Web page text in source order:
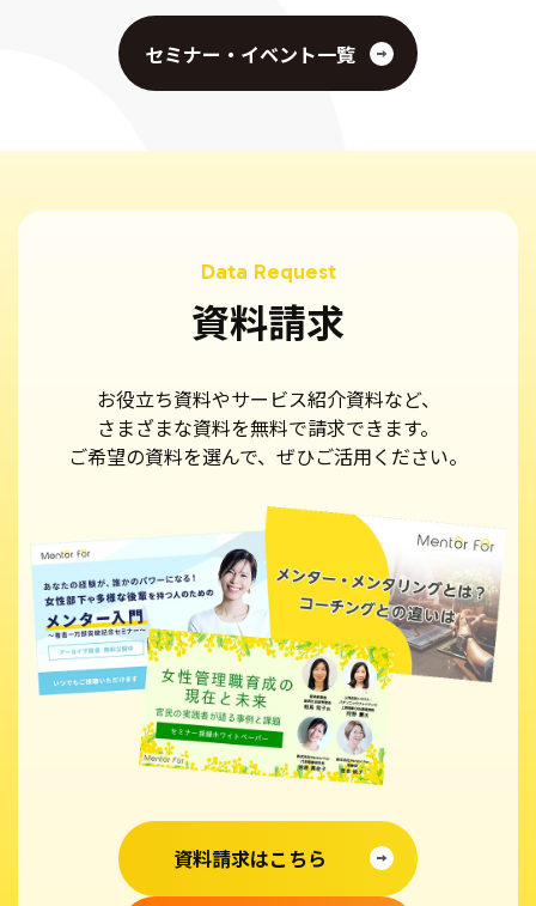
セミナー・イベント一覧
資料請求
お役立ち資料やサービス紹介資料など、
さまざまな資料を無料で請求できます。
ご希望の資料を選んで、ぜひご活用ください。
資料請求はこちら